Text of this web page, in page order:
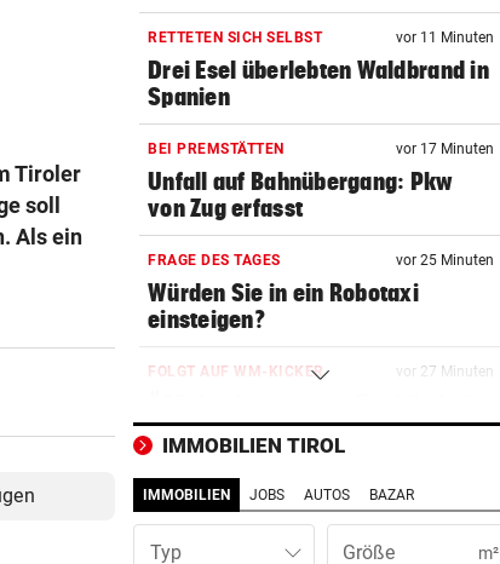
Tiroler
soll
Als ein
RETTETEN SICH SELBST vor 11 Minuten
Drei Esel überlebten Waldbrand in
Spanien
BEI PREMSTÄTTEN vor 17 Minuten
Unfall auf Bahnübergang: Pkw
von Zug erfasst
FRAGE DES TAGES vor 25 Minuten
Würden Sie in ein Robotaxi
einsteigen?
FOLGT AUF WM-KICKER vor 27 Minuten
deutschem Kultklub!
AUBÖCK-ERBE BEI EM
DAS ist Österreichs neuer Komet
im Schwimmbecken!
IMMOBILIEN TIROL
IMMOBILIEN JOBS AUTOS BAZAR
Typ m²